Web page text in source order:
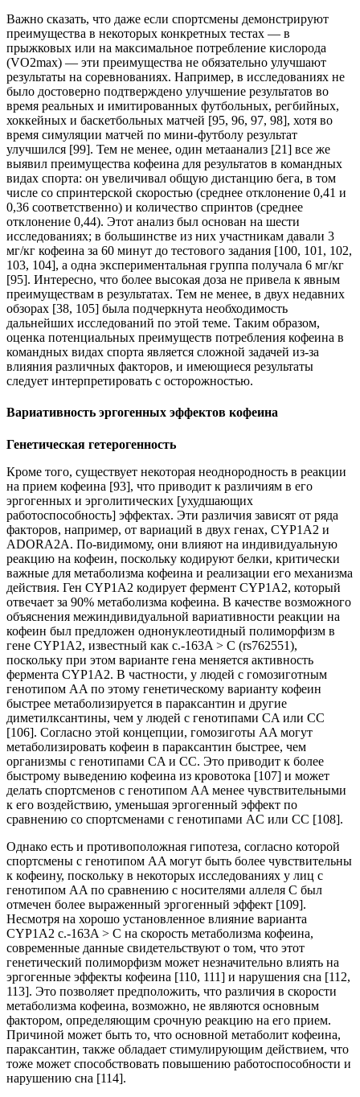
Важно сказать, что даже если спортсмены демонстрируют
преимущества в некоторых конкретных тестах — в
прыжковых или на максимальное потребление кислорода
(VO2max) — эти преимущества не обязательно улучшают
результаты на соревнованиях. Например, в исследованиях не
было достоверно подтверждено улучшение результатов во
время реальных и имитированных футбольных, регбийных,
хоккейных и баскетбольных матчей [95, 96, 97, 98], хотя во
время симуляции матчей по мини-футболу результат
улучшился [99]. Тем не менее, один метаанализ [21] все же
выявил преимущества кофеина для результатов в командных
видах спорта: он увеличивал общую дистанцию бега, в том
числе со спринтерской скоростью (среднее отклонение 0,41 и
0,36 соответственно) и количество спринтов (среднее
отклонение 0,44). Этот анализ был основан на шести
исследованиях; в большинстве из них участникам давали 3
мг/кг кофеина за 60 минут до тестового задания [100, 101, 102,
103, 104], а одна экспериментальная группа получала 6 мг/кг
[95]. Интересно, что более высокая доза не привела к явным
преимуществам в результатах. Тем не менее, в двух недавних
обзорах [38, 105] была подчеркнута необходимость
дальнейших исследований по этой теме. Таким образом,
оценка потенциальных преимуществ потребления кофеина в
командных видах спорта является сложной задачей из-за
влияния различных факторов, и имеющиеся результаты
следует интерпретировать с осторожностью.
Вариативность эргогенных эффектов кофеина
Генетическая гетерогенность
Кроме того, существует некоторая неоднородность в реакции
на прием кофеина [93], что приводит к различиям в его
эргогенных и эрголитических [ухудшающих
работоспособность] эффектах. Эти различия зависят от ряда
факторов, например, от вариаций в двух генах, CYP1A2 и
ADORA2A. По-видимому, они влияют на индивидуальную
реакцию на кофеин, поскольку кодируют белки, критически
важные для метаболизма кофеина и реализации его механизма
действия. Ген CYP1A2 кодирует фермент CYP1A2, который
отвечает за 90% метаболизма кофеина. В качестве возможного
объяснения межиндивидуальной вариативности реакции на
кофеин был предложен однонуклеотидный полиморфизм в
гене CYP1A2, известный как c.-163A > C (rs762551),
поскольку при этом варианте гена меняется активность
фермента CYP1A2. В частности, у людей с гомозиготным
генотипом AA по этому генетическому варианту кофеин
быстрее метаболизируется в параксантин и другие
диметилксантины, чем у людей с генотипами CA или CC
[106]. Согласно этой концепции, гомозиготы AA могут
метаболизировать кофеин в параксантин быстрее, чем
организмы с генотипами CA и CC. Это приводит к более
быстрому выведению кофеина из кровотока [107] и может
делать спортсменов с генотипом AA менее чувствительными
к его воздействию, уменьшая эргогенный эффект по
сравнению со спортсменами с генотипами AC или CC [108].
Однако есть и противоположная гипотеза, согласно которой
спортсмены с генотипом AA могут быть более чувствительны
к кофеину, поскольку в некоторых исследованиях у лиц с
генотипом AA по сравнению с носителями аллеля C был
отмечен более выраженный эргогенный эффект [109].
Несмотря на хорошо установленное влияние варианта
CYP1A2 c.-163A > C на скорость метаболизма кофеина,
современные данные свидетельствуют о том, что этот
генетический полиморфизм может незначительно влиять на
эргогенные эффекты кофеина [110, 111] и нарушения сна [112,
113]. Это позволяет предположить, что различия в скорости
метаболизма кофеина, возможно, не являются основным
фактором, определяющим срочную реакцию на его прием.
Причиной может быть то, что основной метаболит кофеина,
параксантин, также обладает стимулирующим действием, что
тоже может способствовать повышению работоспособности и
нарушению сна [114].